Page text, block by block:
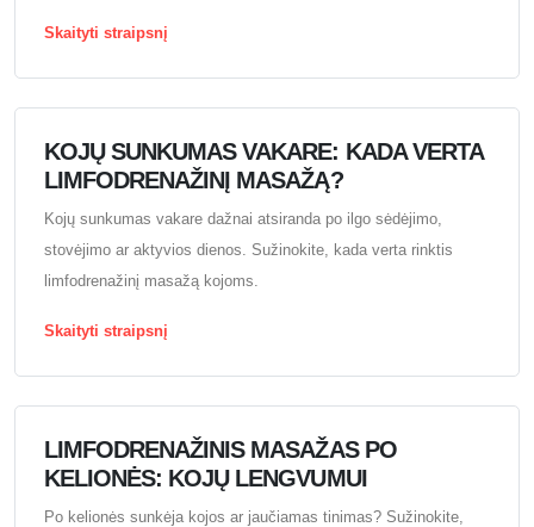
Skaityti straipsnį
KOJŲ SUNKUMAS VAKARE: KADA VERTA
LIMFODRENAŽINĮ MASAŽĄ?
Kojų sunkumas vakare dažnai atsiranda po ilgo sėdėjimo,
stovėjimo ar aktyvios dienos. Sužinokite, kada verta rinktis
limfodrenažinį masažą kojoms.
Skaityti straipsnį
LIMFODRENAŽINIS MASAŽAS PO
KELIONĖS: KOJŲ LENGVUMUI
Po kelionės sunkėja kojos ar jaučiamas tinimas? Sužinokite,